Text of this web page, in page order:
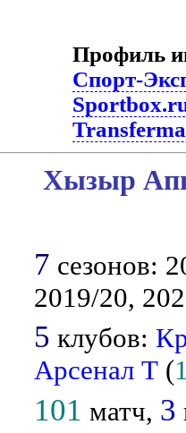
Профиль
Спорт-
Хызыр
7 сезонов:
2019/20,
5 клубов:
Арсенал Т(
101 матч, 3